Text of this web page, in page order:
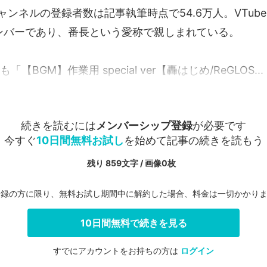
ンネルの登録者数は記事執筆時点で54.6万人。
バーであり、番長という愛称で親しまれている。
「【BGM】作業用 special ver【轟はじめ/ReGLOS...
続きを読むにはメンバーシップ登録が必要です
今すぐ10日間無料お試しを始めて記事の続きを読もう
残り 859文字 / 画像0枚
の方に限り、無料お試し期間中に解約した場合、料金は一切かかり
10日間無料で続きを見る
すでにアカウントをお持ちの方は ログイン